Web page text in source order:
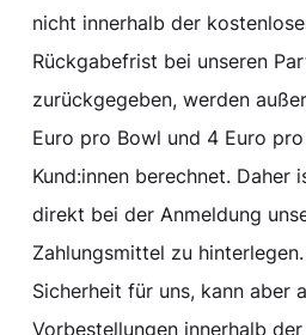
nicht innerhalb der
Rückgabefrist bei unseren
zurückgegeben, werden
Euro pro Bowl und 4 Euro
Kund:innen berechnet. Daher
direkt bei der Anmeldung
Zahlungsmittel zu
Sicherheit für uns, kann aber
Vorbestellungen innerhalb